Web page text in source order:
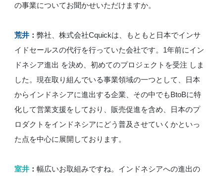
の事業についてお聞かせいただけますか。
荒井 ：弊社、株式会社Cquickは、もともと日本でインサ
イドセールスの代行を行っていた会社です。1年前にイン
ドネシア進出 を決め、初めてのプロジェクトを受注 しま
した。現在取り組んでいる事業領域の一つとして、日本
からインドネシアに進出する企業、その中でもBtoBに特
化して営業支援をしており、販売促進を含め、日本のプ
ロダクトをインドネシアにどう普及させていくかといっ
た点を中心に展開しております。
室井 ：幅広いお取組みですね。インドネシアへの進出の